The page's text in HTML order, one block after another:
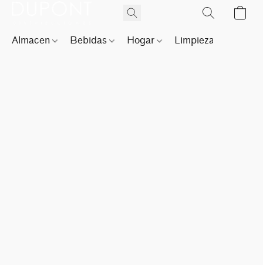
Almacen Bebidas Hogar Limpieza